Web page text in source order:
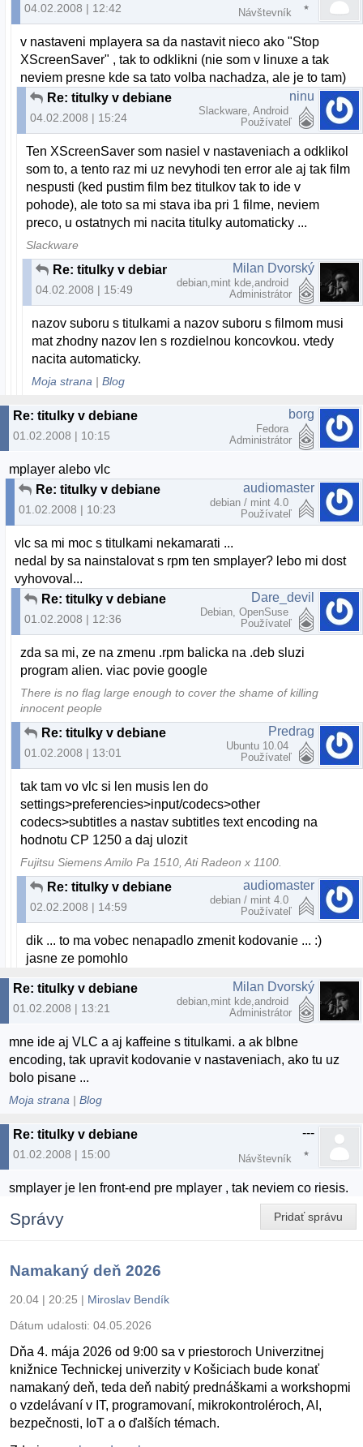
04.02.2008 | 12:42 Návštevník
v nastaveni mplayera sa da nastavit nieco ako "Stop
XScreenSaver" , tak to odklikni (nie som v linuxe a tak
neviem presne kde sa tato volba nachadza, ale je to tam)
Re: titulky v debiane
04.02.2008 | 15:24
ninu
Slackware, Android
Používateľ
Ten XScreenSaver som nasiel v nastaveniach a odklikol
som to, a tento raz mi uz nevyhodi ten error ale aj tak film
nespusti (ked pustim film bez titulkov tak to ide v
pohode), ale toto sa mi stava iba pri 1 filme, neviem
preco, u ostatnych mi nacita titulky automaticky ...
Slackware
Re: titulky v debiane
04.02.2008 | 15:49
Milan Dvorský
debian,mint kde,android
Administrátor
nazov suboru s titulkami a nazov suboru s filmom musi
mat zhodny nazov len s rozdielnou koncovkou. vtedy
nacita automaticky.
Moja strana |Blog
Re: titulky v debiane
01.02.2008 | 10:15
borg
Fedora
Administrátor
mplayer alebo vlc
Re: titulky v debiane
01.02.2008 | 10:23
audiomaster
debian / mint 4.0
Používateľ
vlc sa mi moc s titulkami nekamarati ...
nedal by sa nainstalovat s rpm ten smplayer? lebo mi dost
vyhovoval...
Re: titulky v debiane
01.02.2008 | 12:36
Dare_devil
Debian, OpenSuse
Používateľ
zda sa mi, ze na zmenu .rpm balicka na .deb sluzi
program alien. viac povie google
There is no flag large enough to cover the shame of killing
innocent people
Re: titulky v debiane
01.02.2008 | 13:01
Predrag
Ubuntu 10.04
Používateľ
tak tam vo vlc si len musis len do
settings>preferencies>input/codecs>other
codecs>subtitles a nastav subtitles text encoding na
hodnotu CP 1250 a daj ulozit
Fujitsu Siemens Amilo Pa 1510, Ati Radeon x 1100.
Re: titulky v debiane
02.02.2008 | 14:59
audiomaster
debian / mint 4.0
Používateľ
dik ... to ma vobec nenapadlo zmenit kodovanie ... :)
jasne ze pomohlo
Re: titulky v debiane
01.02.2008 | 13:21
Milan Dvorský
debian,mint kde,android
Administrátor
mne ide aj VLC a aj kaffeine s titulkami. a ak blbne
encoding, tak upravit kodovanie v nastaveniach, ako tu uz
bolo pisane ...
Moja strana |Blog
Re: titulky v debiane
01.02.2008 | 15:00
---
Návštevník
smplayer je len front-end pre mplayer , tak neviem co riesis.
Pridať správu
Správy
Namakaný deň 2026
20.04 | 20:25 | Miroslav Bendík
Dátum udalosti: 04.05.2026
Dňa 4. mája 2026 od 9:00 sa v priestoroch Univerzitnej
knižnice Technickej univerzity v Košiciach bude konať
namakaný deň, teda deň nabitý prednáškami a workshopmi
o vzdelávaní v IT, programovaní, mikrokontroléroch, AI,
bezpečnosti, IoT a o ďalších témach.